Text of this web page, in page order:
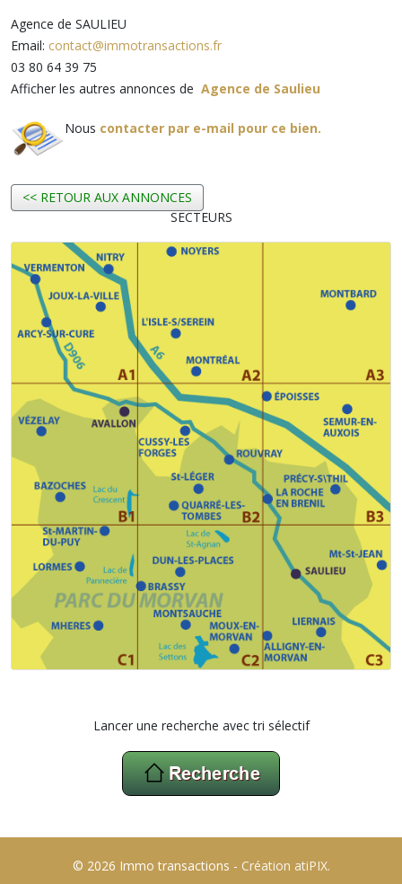
Agence de SAULIEU
Email: contact@immotransactions.fr
03 80 64 39 75
Afficher les autres annonces de Agence de Saulieu
Nous contacter par e-mail pour ce bien.
<< RETOUR AUX ANNONCES
SECTEURS
Lancer une recherche avec tri sélectif
© 2026 Immo transactions - Création atiPIX.